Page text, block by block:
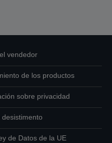
vendedor
de los productos
sobre privacidad
de Datos de la UE